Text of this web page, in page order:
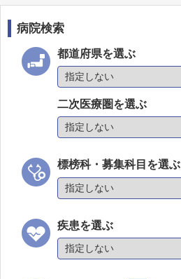
病院検索
都道府県を選ぶ
二次医療圏を選ぶ
標榜科・募集科目を選ぶ
疾患を選ぶ